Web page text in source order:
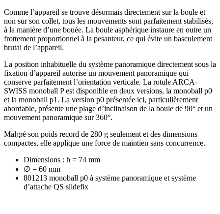
Comme l’appareil se trouve désormais directement sur la boule et
non sur son collet, tous les mouvements sont parfaitement stabilisés,
à la manière d’une bouée. La boule asphérique instaure en outre un
frottement proportionnel à la pesanteur, ce qui évite un basculement
brutal de l’appareil.
La position inhabituelle du système panoramique directement sous la
fixation d’appareil autorise un mouvement panoramique qui
conserve parfaitement l’orientation verticale. La rotule ARCA-
SWISS monoball P est disponible en deux versions, la monoball p0
et la monoball p1. La version p0 présentée ici, particulièrement
abordable, présente une plage d’inclinaison de la boule de 90° et un
mouvement panoramique sur 360°.
Malgré son poids record de 280 g seulement et des dimensions
compactes, elle applique une force de maintien sans concurrence.
Dimensions : h = 74 mm
∅ = 60 mm
801213 monoball p0 à système panoramique et système
d’attache QS slidefix